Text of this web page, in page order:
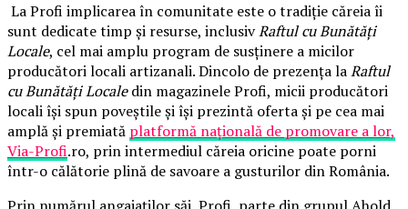
La Profi implicarea în comunitate este o tradiție căreia îi
sunt dedicate timp și resurse, inclusivRaftul cu Bunătăți
Locale, cel mai amplu program de susținere a micilor
producători locali artizanali. Dincolo de prezența laRaftul
cu Bunătăți Localedin magazinele Profi, micii producători
locali își spun poveștile și își prezintă oferta și pe cea mai
amplă și premiată platformă națională de promovare a lor,
Via-Profi.ro, prin intermediul căreia oricine poate porni
într-o călătorie plină de savoare a gusturilor din România.